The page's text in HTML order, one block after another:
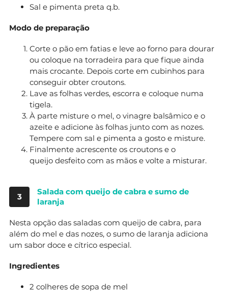
Sal e pimenta preta q.b.
Modo de preparação
Corte o pão em fatias e leve ao forno para dourar
ou coloque na torradeira para que fique ainda
mais crocante. Depois corte em cubinhos para
conseguir obter croutons.
Lave as folhas verdes, escorra e coloque numa
tigela.
À parte misture o mel, o vinagre balsâmico e o
azeite e adicione às folhas junto com as nozes.
Tempere com sal e pimenta a gosto e misture.
Finalmente acrescente os croutons e o
queijo desfeito com as mãos e volte a misturar.
3
Salada com queijo de cabra e sumo de
laranja
Nesta opção das saladas com queijo de cabra, para
além do mel e das nozes, o sumo de laranja adiciona
um sabor doce e cítrico especial.
Ingredientes
2 colheres de sopa de mel